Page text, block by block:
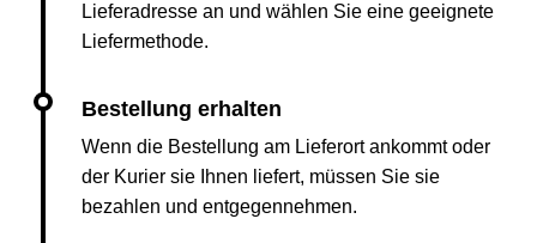
Lieferadresse an und wählen Sie eine geeignete
Liefermethode.
Wenn die Bestellung am Lieferort ankommt oder
der Kurier sie Ihnen liefert, müssen Sie sie
bezahlen und entgegennehmen.